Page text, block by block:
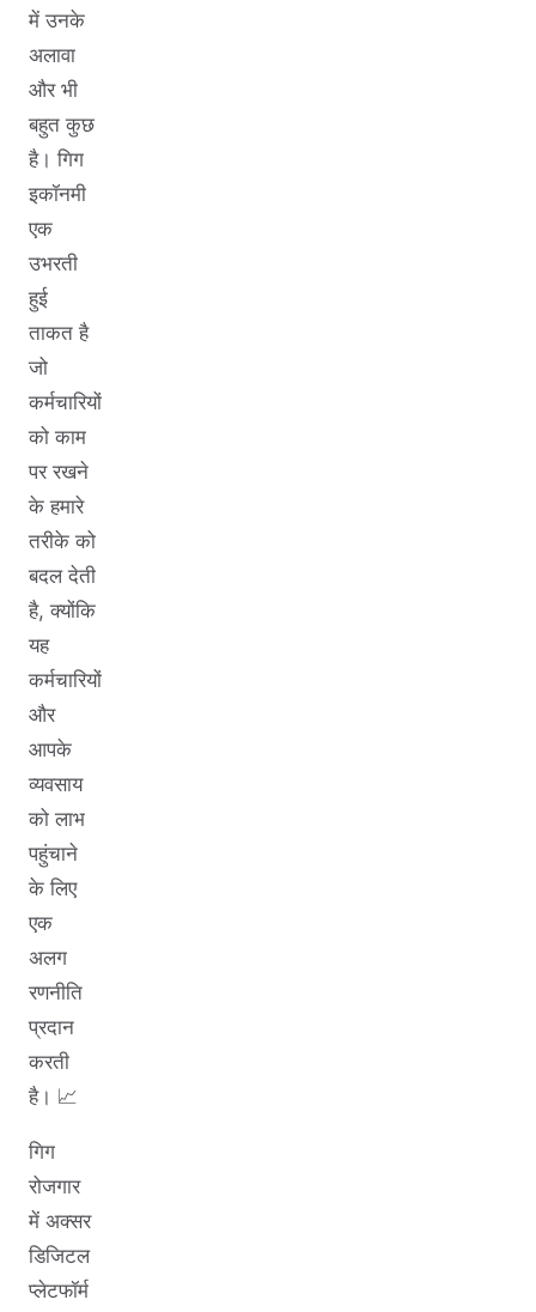
में उनके
अलावा
और भी
बहुत कुछ
है। गिग
इकॉनमी
एक
उभरती
हुई
ताकत है
जो
कर्मचारियों
को काम
पर रखने
के हमारे
तरीके को
बदल देती
है, क्योंकि
यह
कर्मचारियों
और
आपके
व्यवसाय
को लाभ
पहुंचाने
के लिए
एक
अलग
रणनीति
प्रदान
करती
है। 📈
गिग
रोजगार
में अक्सर
डिजिटल
प्लेटफॉर्म